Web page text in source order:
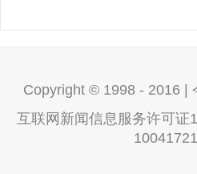
Copyright © 1998 - 2016 |
互联网新闻信息服务许可证